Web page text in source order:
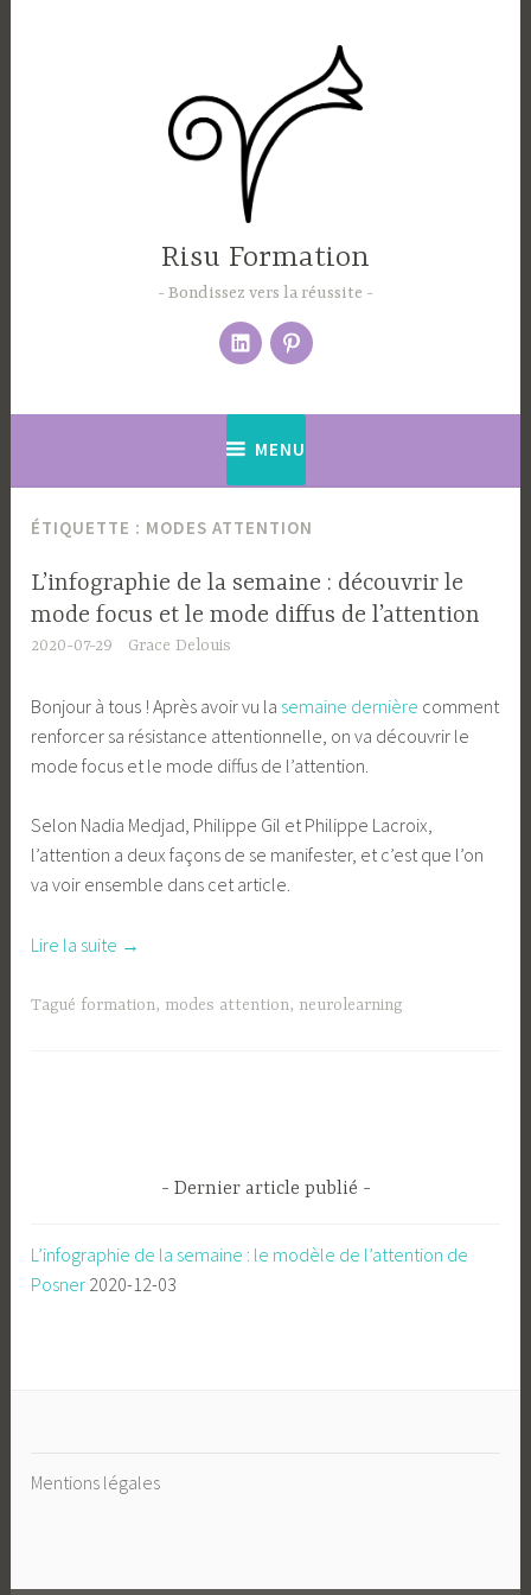
Risu Formation
Bondissez vers la réussite
Élément
du
menu
pinterest
MENU
ÉTIQUETTE : MODES ATTENTION
L’infographie de la semaine : découvrir le
mode focus et le mode diffus de l’attention
2020-07-29 Grace Delouis
Bonjour à tous ! Après avoir vu la semaine dernière comment
renforcer sa résistance attentionnelle, on va découvrir le
mode focus et le mode diffus de l’attention.
Selon Nadia Medjad, Philippe Gil et Philippe Lacroix,
l’attention a deux façons de se manifester, et c’est que l’on
va voir ensemble dans cet article.
Lire la suite « L’infographie
la
mode
diffus
→
Tagué formation, modes attention, neurolearning
Dernier article publié
L’infographie de la semaine : le modèle de l’attention de
Posner 2020-12-03
Mentions légales